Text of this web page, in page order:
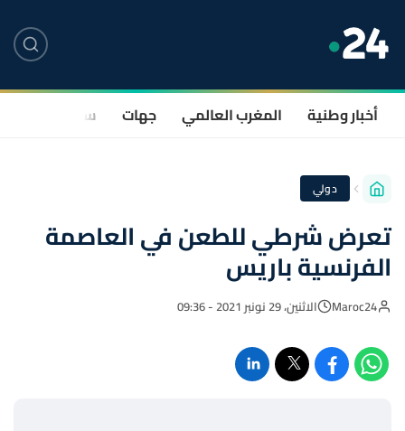
أخبار وطنية المغرب العالمي جهات سياسة
دولي
تعرض شرطي للطعن في العاصمة
الفرنسية باريس
Maroc24 الاثنين، 29 نونبر 2021 - 09:36